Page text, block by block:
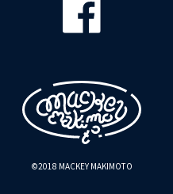
©2018 MACKEY MAKIMOTO